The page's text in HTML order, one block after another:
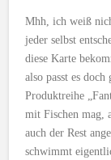
Mhh, ich weiß
jeder selbst
diese Karte
also passt es
Produktreihe
mit Fischen mag,
auch der Rest
schwimmt